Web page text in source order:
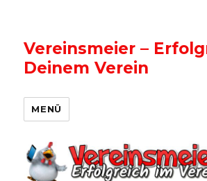
Vereinsmeier –
Deinem Verein
MENÜ